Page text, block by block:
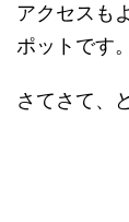
アクセスも
ポットです。
さてさて、